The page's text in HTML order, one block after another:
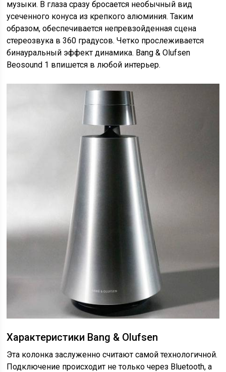
музыки. В глаза сразу бросается необычный вид
усеченного конуса из крепкого алюминия. Таким
образом, обеспечивается непревзойденная сцена
стереозвука в 360 градусов. Четко прослеживается
бинауральный эффект динамика. Bang & Olufsen
Beosound 1 впишется в любой интерьер.
Характеристики Bang & Olufsen
Эта колонка заслуженно считают самой технологичной.
Подключение происходит не только через Bluetooth, а